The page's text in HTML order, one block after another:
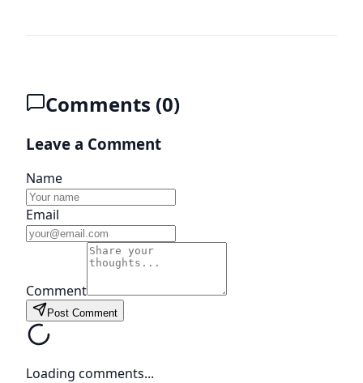
Comments (0)
Leave a Comment
Name
Email
Comment
Post Comment
Loading comments...